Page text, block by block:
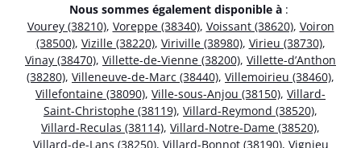
Nous sommes également disponible à :
Vourey (38210), Voreppe (38340), Voissant (38620), Voiron
(38500), Vizille (38220), Viriville (38980), Virieu (38730),
Vinay (38470), Villette-de-Vienne (38200), Villette-d’Anthon
(38280), Villeneuve-de-Marc (38440), Villemoirieu (38460),
Villefontaine (38090), Ville-sous-Anjou (38150), Villard-
Saint-Christophe (38119), Villard-Reymond (38520),
Villard-Reculas (38114), Villard-Notre-Dame (38520),
Villard-de-Lans (38250), Villard-Bonnot (38190), Vignieu